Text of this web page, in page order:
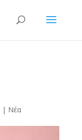
| Νέα